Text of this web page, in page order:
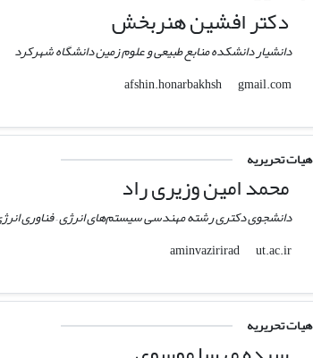
دکتر افشین هنربخش
دانشیار دانشکده منابع طبیعی و علوم زمین دانشگاه شهرکرد
afshin.honarbakhsh
gmail.com
هیات تحریریه
محمد امین وزیری راد
دانشجوی دکتری رشته مهندسی سیستم‌های انرژی – فناوری
aminvazirirad
ut.ac.ir
هیات تحریریه